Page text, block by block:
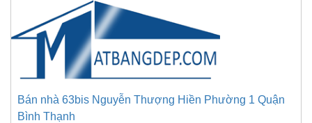
Bán nhà 63bis Nguyễn Thượng Hiền Phường 1 Quận
Bình Thạnh